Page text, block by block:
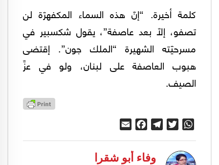
كلمة أخيرة. “إنّ هذه السماء المكفهرّة لن
تصفو، إلاّ بعد عاصفة”، يقول شكسبير في
مسرحيّته الشهيرة “الملك جون”. إقتضى
هبوب العاصفة على لبنان، ولو في عزِّ
الصيف.
WhatsApp
Twitter
Telegram
Facebook
وفاء أبو شقرا